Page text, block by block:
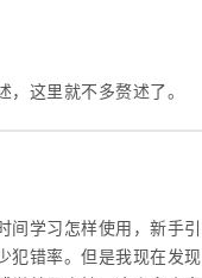
这里就不多赘述了。
学习怎样使用，新手引
犯错率。但是我现在发现